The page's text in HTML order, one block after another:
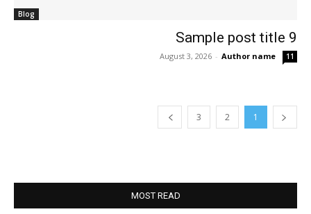
Blog
Sample post title 9
Author name
-
August 3, 2026 11
1
2
3
MOST READ